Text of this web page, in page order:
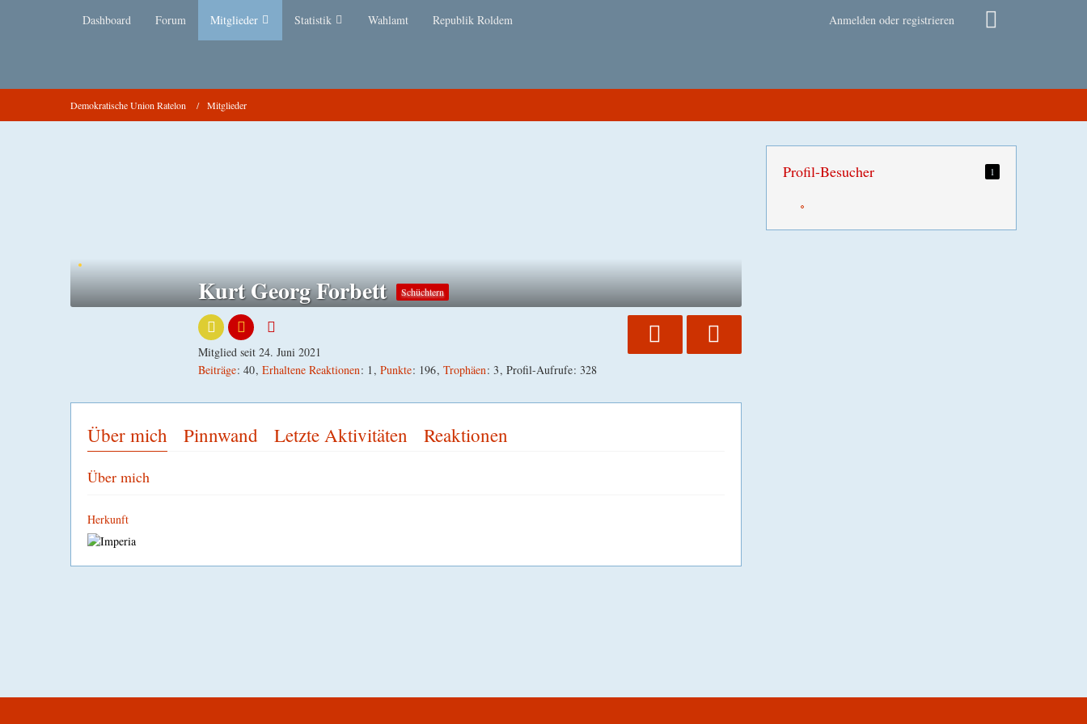
Dashboard Forum Mitglieder Statistik Wahlamt Republik Roldem Anmelden oder registrieren
Demokratische Union Ratelon Mitglieder
Kurt Georg Forbett Schüchtern
Mitglied seit 24. Juni 2021
Beiträge 40 Erhaltene Reaktionen 1 Punkte 196 Trophäen 3 Profil-Aufrufe 328
Über mich Pinnwand Letzte Aktivitäten Reaktionen
Über mich
Herkunft
Profil-Besucher 1